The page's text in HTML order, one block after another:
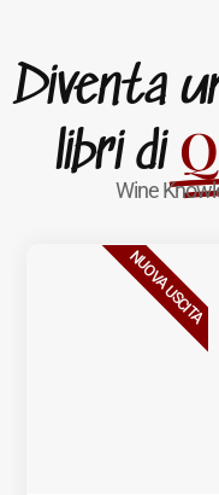
Diventa
libri di
Wine
NUOVA USCITA